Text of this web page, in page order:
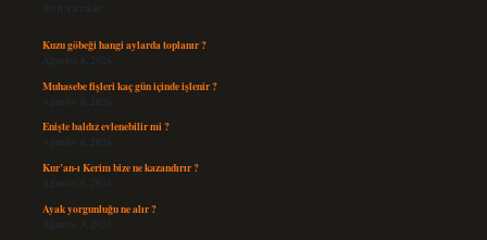
Son Yazılar
Kuzu göbeği hangi aylarda toplanır ?
Ağustos 8, 2026
Muhasebe fişleri kaç gün içinde işlenir ?
Ağustos 8, 2026
Enişte baldız evlenebilir mi ?
Ağustos 6, 2026
Kur’an-ı Kerim bize ne kazandırır ?
Ağustos 6, 2026
Ayak yorgunluğu ne alır ?
Ağustos 5, 2026